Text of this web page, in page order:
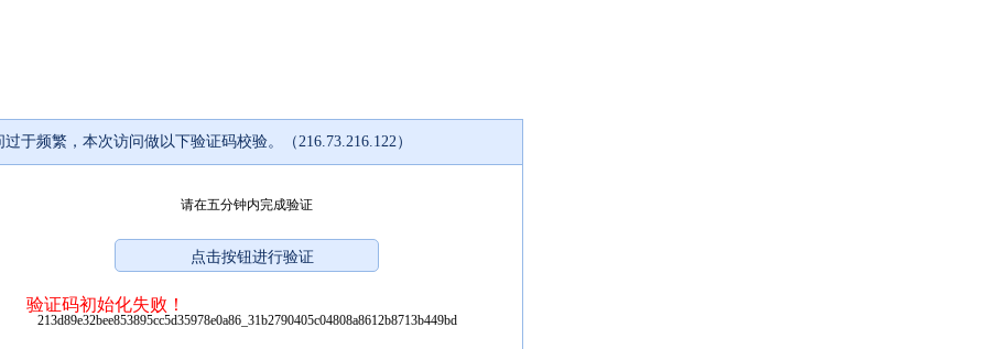
过于频繁，本次访问做以下验证码校验。（216.73.216.122）
请在五分钟内完成验证
验证码初始化失败！
213d89e32bee853895cc5d35978e0a86_31b2790405c04808a8612b8713b449bd